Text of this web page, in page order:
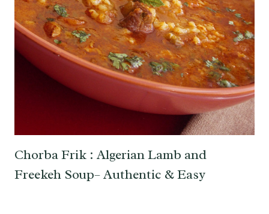
Chorba Frik : Algerian Lamb and
Freekeh Soup– Authentic & Easy